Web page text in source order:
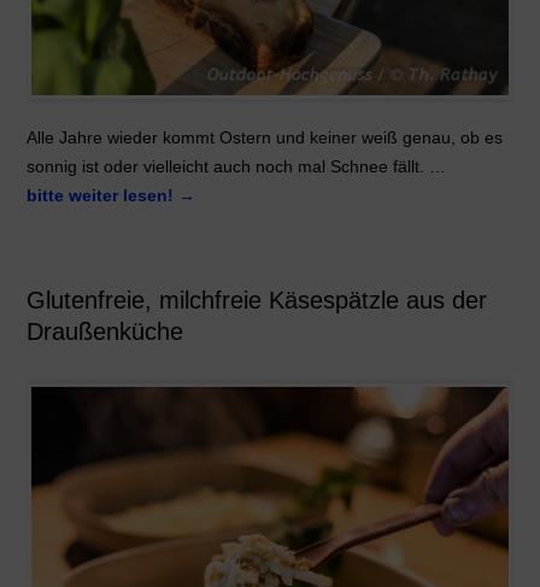
Alle Jahre wieder kommt Ostern und keiner weiß genau, ob es
sonnig ist oder vielleicht auch noch mal Schnee fällt. …
bitte weiter lesen! →
Glutenfreie, milchfreie Käsespätzle aus der
Draußenküche